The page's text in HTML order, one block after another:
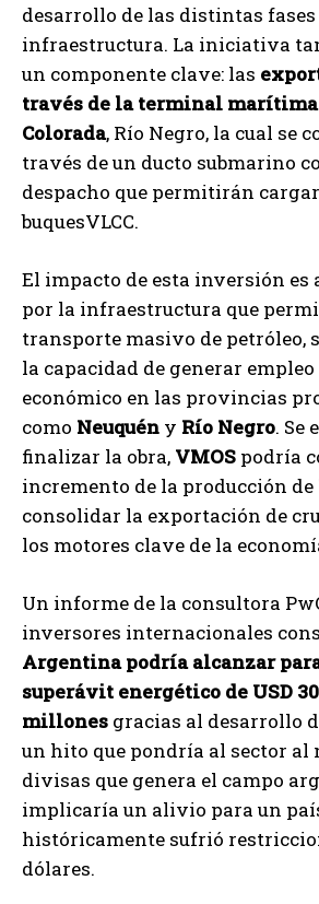
desarrollo de las distintas fases
infraestructura. La iniciativa
un componente clave: las
través de la terminal marítima
Colorada, Río Negro, la cual se
través de un ducto submarino
despacho que permitirán
buquesVLCC.
El impacto de esta inversión es
por la infraestructura que
transporte masivo de petróleo,
la capacidad de generar
económico en las provincias
como Neuquén y Río Negro. Se
finalizar la obra, VMOS podría
incremento de la producción de
consolidar la exportación de
los motores clave de la
Un informe de la consultora
inversores internacionales
Argentina podría alcanzar
superávit energético de USD
millones gracias al desarrollo
un hito que pondría al sector al
divisas que genera el campo
implicaría un alivio para un
históricamente sufrió
dólares.